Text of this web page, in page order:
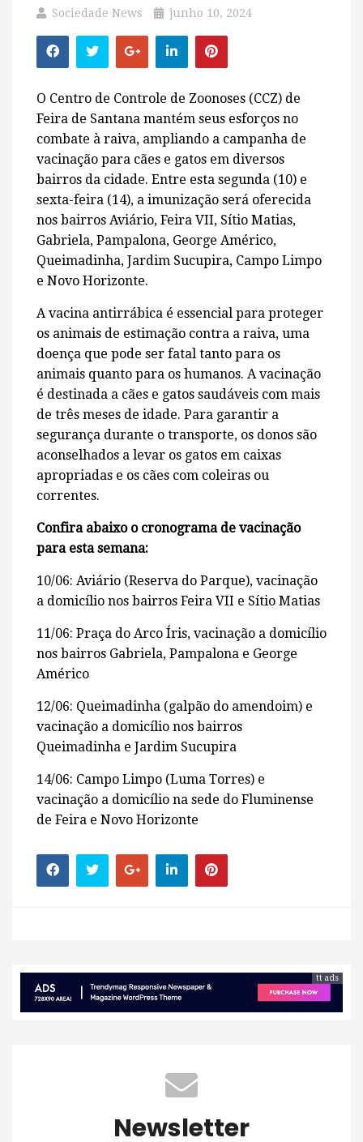
Sociedade News junho 10, 2024
O Centro de Controle de Zoonoses (CCZ) de
Feira de Santana mantém seus esforços no
combate à raiva, ampliando a campanha de
vacinação para cães e gatos em diversos
bairros da cidade. Entre esta segunda (10) e
sexta-feira (14), a imunização será oferecida
nos bairros Aviário, Feira VII, Sítio Matias,
Gabriela, Pampalona, George Américo,
Queimadinha, Jardim Sucupira, Campo Limpo
e Novo Horizonte.
A vacina antirrábica é essencial para proteger
os animais de estimação contra a raiva, uma
doença que pode ser fatal tanto para os
animais quanto para os humanos. A vacinação
é destinada a cães e gatos saudáveis com mais
de três meses de idade. Para garantir a
segurança durante o transporte, os donos são
aconselhados a levar os gatos em caixas
apropriadas e os cães com coleiras ou
correntes.
Confira abaixo o cronograma de vacinação
para esta semana:
10/06: Aviário (Reserva do Parque), vacinação
a domicílio nos bairros Feira VII e Sítio Matias
11/06: Praça do Arco Íris, vacinação a domicílio
nos bairros Gabriela, Pampalona e George
Américo
12/06: Queimadinha (galpão do amendoim) e
vacinação a domicílio nos bairros
Queimadinha e Jardim Sucupira
14/06: Campo Limpo (Luma Torres) e
vacinação a domicílio na sede do Fluminense
de Feira e Novo Horizonte
tt ads
Newsletter